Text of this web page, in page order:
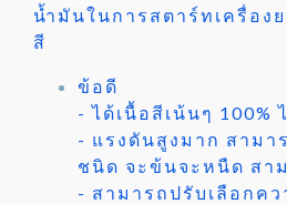
น้ำมันในการสตาร์ทเครื่อง
สี
ข้อดี
- ได้เนื้อสีเน้นๆ 100%
- แรงดันสูงมาก สามา
ชนิด จะข้นจะหนืด สา
- สามารถปรับเลือกค